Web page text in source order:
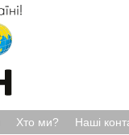
Хто ми? Наші